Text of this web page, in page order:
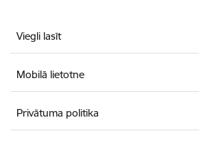
Viegli lasīt
Mobilā lietotne
Privātuma politika